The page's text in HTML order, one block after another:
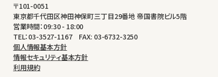
〒101-0051
東京都千代田区神田神保町三丁目29番地 帝国書院ビル5階
営業時間：09:30 - 18:00
TEL：03-3527-1167 FAX: 03-6732-3250
個人情報基本方針
情報セキュリティ基本方針
利用規約